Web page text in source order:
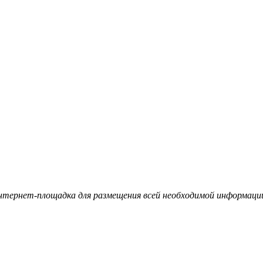
площадка для размещения всей необходимой